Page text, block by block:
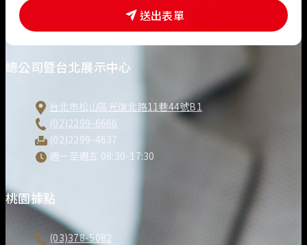
總公司暨台北展示中心
台北市松山區光復北路11巷44號B1
(02)2299-6666
(02)2299-4637
週一至週五 08:30-17:30
桃園據點
(03)378-5082
送出表單